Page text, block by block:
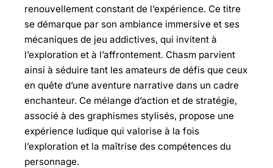
renouvellement constant de l’expérience. Ce titre
se démarque par son ambiance immersive et ses
mécaniques de jeu addictives, qui invitent à
l’exploration et à l’affrontement. Chasm parvient
ainsi à séduire tant les amateurs de défis que ceux
en quête d’une aventure narrative dans un cadre
enchanteur. Ce mélange d’action et de stratégie,
associé à des graphismes stylisés, propose une
expérience ludique qui valorise à la fois
l’exploration et la maîtrise des compétences du
personnage.